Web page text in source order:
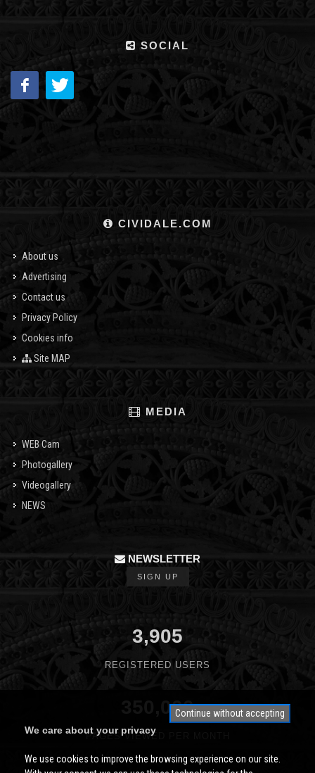
SOCIAL
CIVIDALE.COM
About us
Advertising
Contact us
Privacy Policy
Cookies info
Site MAP
MEDIA
WEB Cam
Photogallery
Videogallery
NEWS
NEWSLETTER
SIGN UP
3,905
REGISTERED USERS
350,000
PAGES VIEWED PER MONTH
Continue without accepting
We care about your privacy
We use cookies to improve the browsing experience on our site.